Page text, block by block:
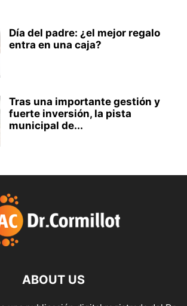
Día del padre: ¿el mejor regalo
entra en una caja?
Tras una importante gestión y
fuerte inversión, la pista
municipal de...
ABOUT US